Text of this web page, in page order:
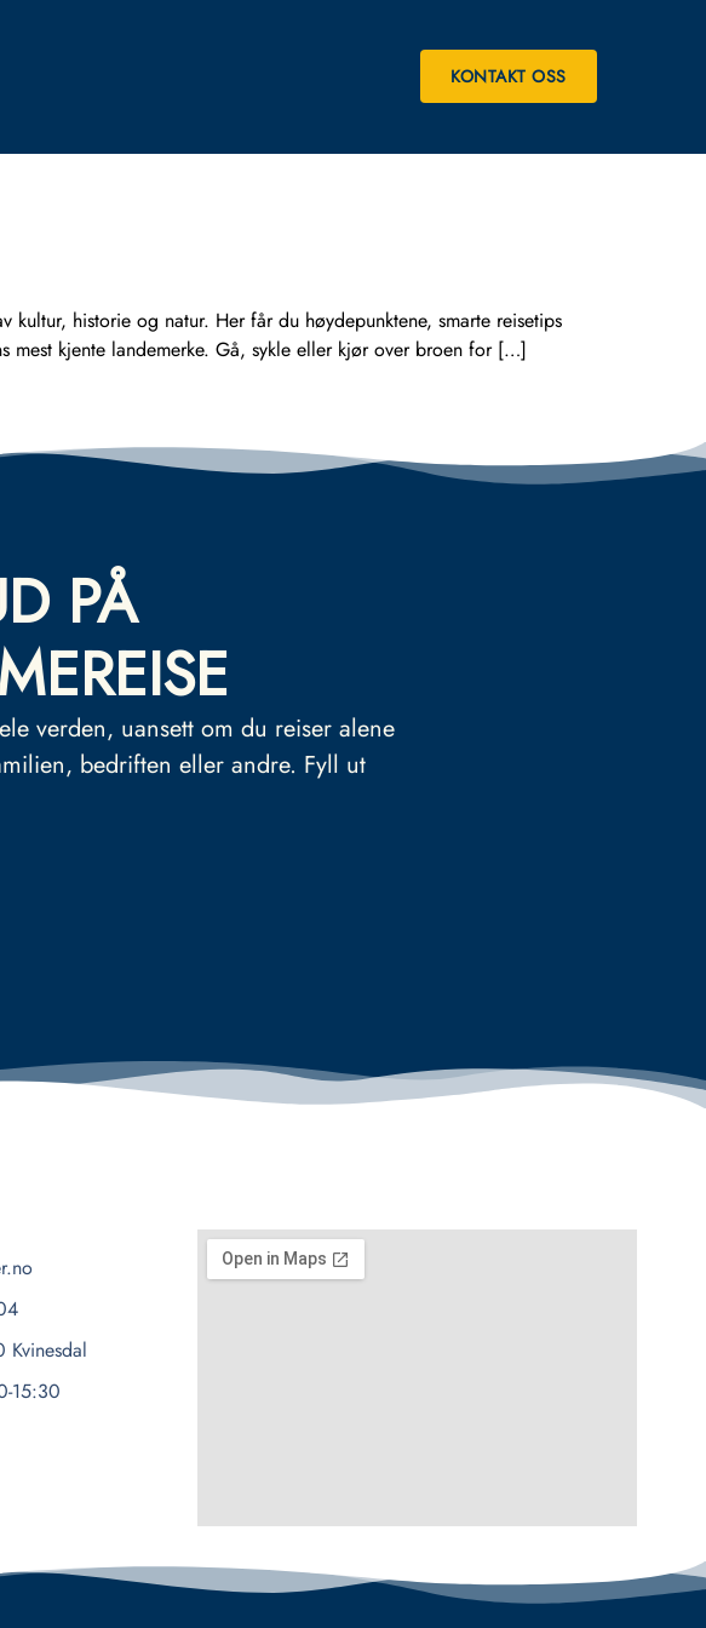
KONTAKT OSS
historie og natur. Her får du høydepunktene, smarte reisetips
kjente landemerke. Gå, sykle eller kjør over broen for […]
PÅ
verden, uansett om du reiser alene
bedriften eller andre. Fyll ut
Kvinesdal
15:30